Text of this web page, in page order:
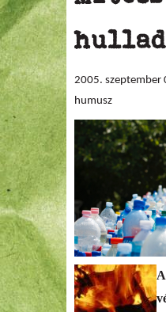
2005. szeptember
humusz